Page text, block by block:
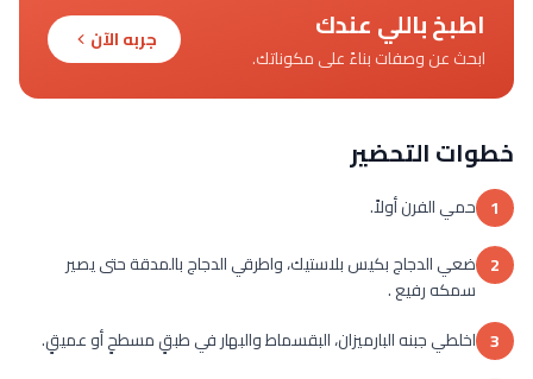
اطبخ باللي عندك
ابحث عن وصفات بناءً على مكوناتك.
جربه الآن
خطوات التحضير
1 حمي الفرن أولاً.
2 ضعي الدجاج بكيس بلاستيك، واطرقي الدجاج بالمدقة حتى يصير
سمكه رفيع .
3 اخلطي جبنه البارميزان، البقسماط والبهار في طبقٍ مسطحٍ أو عميقٍ.